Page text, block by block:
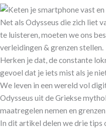
Net als Odysseus die zich liet
te luisteren, moeten we ons
verleidingen & grenzen stellen.
Herken je dat, de constante
gevoel dat je iets mist als je
We leven in een wereld vol
Odysseus uit de Griekse
maatregelen nemen en
In dit artikel delen we drie tips